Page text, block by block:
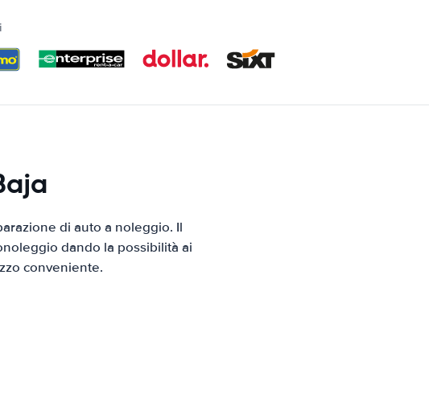
di auto a noleggio. Il
dando la possibilità ai
conveniente.